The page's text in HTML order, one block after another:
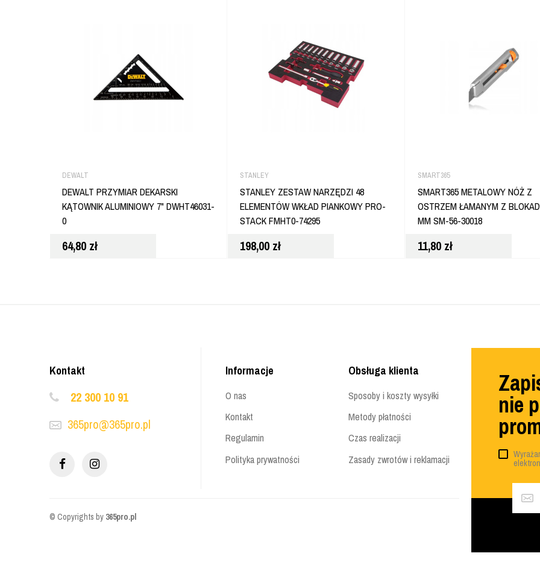
DEWALT
DEWALT PRZYMIAR DEKARSKI
KĄTOWNIK ALUMINIOWY 7" DWHT46031-
0
64,80 zł
STANLEY
STANLEY ZESTAW NARZĘDZI 48
ELEMENTÓW WKŁAD PIANKOWY PRO-
STACK FMHT0-74295
198,00 zł
SMART365
SMART365 METALOWY NÓŻ Z
OSTRZEM ŁAMANYM Z
MM SM-56-30018
11,80 zł
nie
Informacje
O nas
Kontakt
Regulamin
Polityka prywatności
Obsługa klienta
Sposoby i koszty wysyłki
Metody płatności
Czas realizacji
Zasady zwrotów i reklamacji
Kontakt
22 300 10 91
365pro@365pro.pl
© Copyrights by 365pro.pl